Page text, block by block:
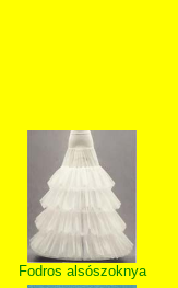
Fodros alsószoknya